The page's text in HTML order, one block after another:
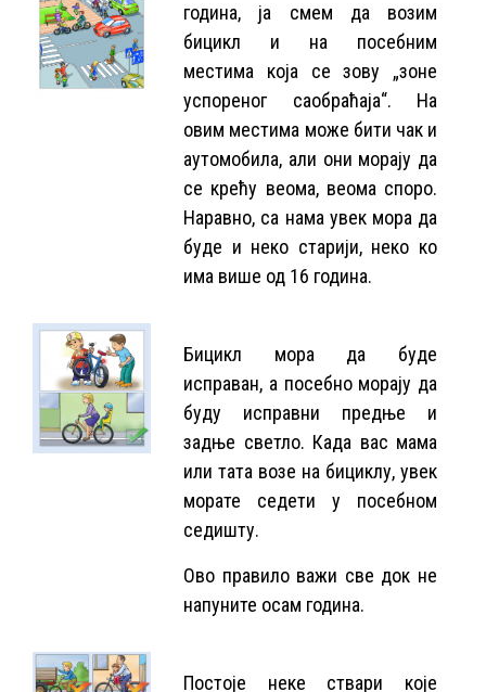
година, ја смем да возим
бицикл и на посебним
местима која се зову „зоне
успореног саобраћаја“. На
овим местима може бити чак и
аутомобила, али они морају да
се крећу веома, веома споро.
Наравно, са нама увек мора да
буде и неко старији, неко ко
има више од 16 година.
Бицикл мора да буде
исправан, а посебно морају да
буду исправни предње и
задње светло. Када вас мама
или тата возе на бициклу, увек
морате седети у посебном
седишту.
Ово правило важи све док не
напуните осам година.
Постоје неке ствари које